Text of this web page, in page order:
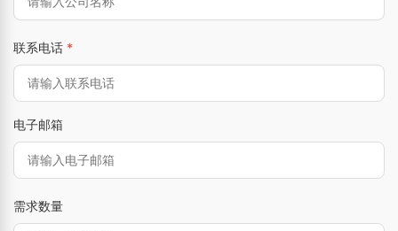
联系电话 *
电子邮箱
需求数量